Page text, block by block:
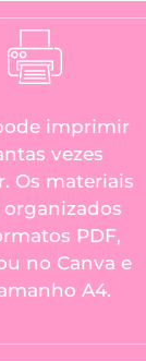
imprimir
vezes
Os materiais
organizados
PDF,
no Canva e
A4.